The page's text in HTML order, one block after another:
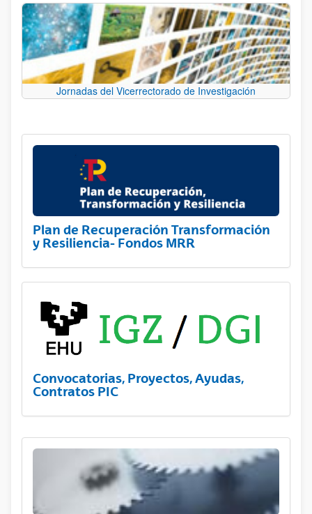
Jornadas del Vicerrectorado de Investigación
Plan de Recuperación Transformación
y Resiliencia- Fondos MRR
Convocatorias, Proyectos, Ayudas,
Contratos PIC